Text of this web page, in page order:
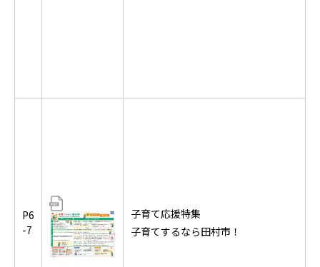
P6
-7
子育て応援特集
子育てするなら田村市！